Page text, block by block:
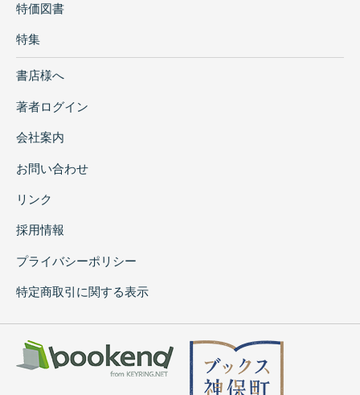
特価図書
特集
書店様へ
著者ログイン
会社案内
お問い合わせ
リンク
採用情報
プライバシーポリシー
特定商取引に関する表示